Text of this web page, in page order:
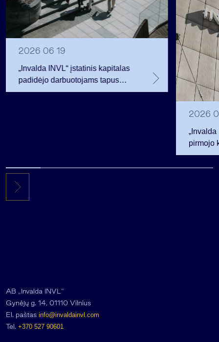
2026 06 19
„Invalda INVL“ įstatinis kapitalas
padidėjo darbuotojams tapus
akcininkais
2026
pirmojo
256,3
AB „Invalda INVL“
Gynėjų g. 14, 01110 Vilnius
El. paštas info@invaldainvl.com
Tel. +370 527 90601